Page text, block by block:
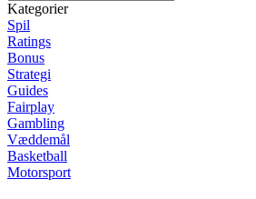
Kategorier
Spil
Ratings
Bonus
Strategi
Guides
Fairplay
Gambling
Væddemål
Basketball
Motorsport